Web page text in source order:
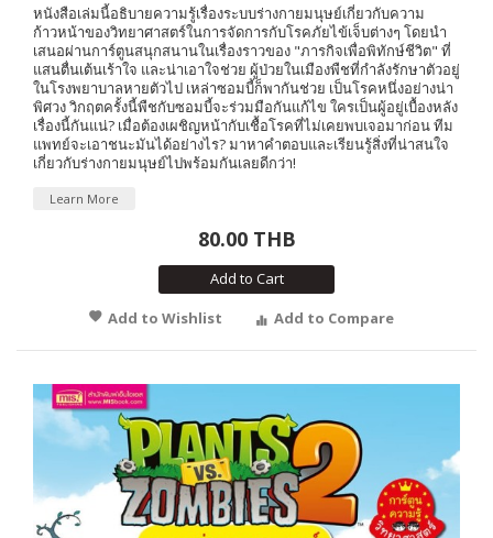
หนังสือเล่มนี้อธิบายความรู้เรื่องระบบร่างกายมนุษย์เกี่ยวกับความ
ก้าวหน้าของวิทยาศาสตร์ในการจัดการกับโรคภัยไข้เจ็บต่างๆ โดยนำ
เสนอผ่านการ์ตูนสนุกสนานในเรื่องราวของ "ภารกิจเพื่อพิทักษ์ชีวิต" ที่
แสนตื่นเต้นเร้าใจ และน่าเอาใจช่วย ผู้ป่วยในเมืองพืชที่กำลังรักษาตัวอยู่
ในโรงพยาบาลหายตัวไป เหล่าซอมบี้ก็พากันช่วย เป็นโรคหนึ่งอย่างน่า
พิศวง วิกฤตครั้งนี้พืชกับซอมบี้จะร่วมมือกันแก้ไข ใครเป็นผู้อยู่เบื้องหลัง
เรื่องนี้กันแน่? เมื่อต้องเผชิญหน้ากับเชื้อโรคที่ไม่เคยพบเจอมาก่อน ทีม
แพทย์จะเอาชนะมันได้อย่างไร? มาหาคำตอบและเรียนรู้สิ่งที่น่าสนใจ
เกี่ยวกับร่างกายมนุษย์ไปพร้อมกันเลยดีกว่า!
Learn More
80.00 THB
Add to Cart
Add to Wishlist
Add to Compare